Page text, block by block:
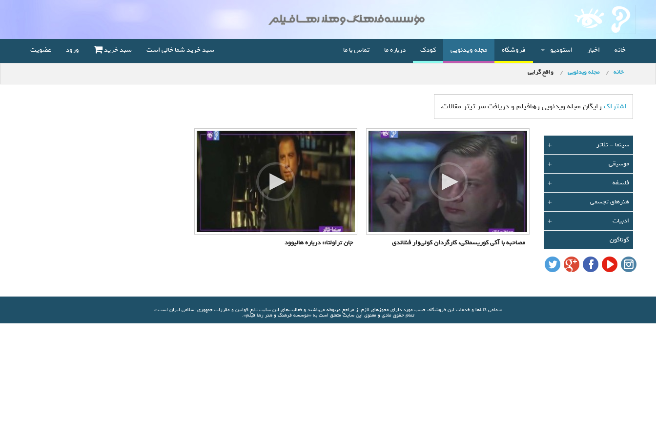
خانه اخبار استودیو فروشگاه مجله ویدئویی کودک درباره ما تماس با ما سبد خرید شما خالی است سبد خرید ورود عضویت
خانه مجله ویدئویی واقع گرایی
اشتراک رایگان مجله ویدئویی رهافیلم و دریافت سر تیتر مقالات.
سينما - تئاتر
+
موسیقی
+
فلسفه
+
هنرهای تجسمی
+
ادبیات
+
گوناگون
مصاحبه با آکی کوریسماکی، کارگردان کولی‌وار فنلاندی جان تراولتا:: درباره هالیوود
«تمامي كالاها و خدمات اين فروشگاه، حسب مورد دارای مجوزهای لازم از مراجع مربوطه مي‌باشند و فعاليت‌های اين سايت تابع قوانين و مقررات جمهوری اسلامی ايران است.»
تمام حقوق مادی و معنوی این سایت متعلق است به «موسسه فرهنگ و هنر رها فیلم».